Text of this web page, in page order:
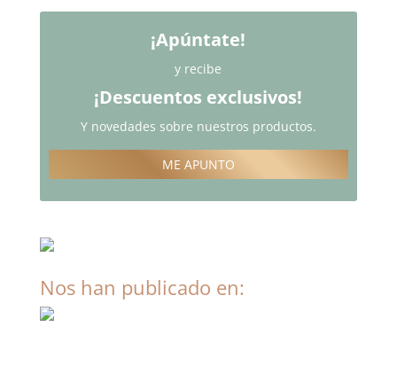
¡Apúntate!
y recibe
¡Descuentos exclusivos!
Y novedades sobre nuestros productos.
ME APUNTO
Nos han publicado en: